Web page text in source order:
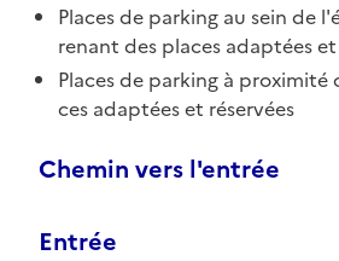
Places de parking au sein de
renant des places adaptées et
Places de parking à
ces adaptées et réservées
Chemin vers l'entrée
Entrée